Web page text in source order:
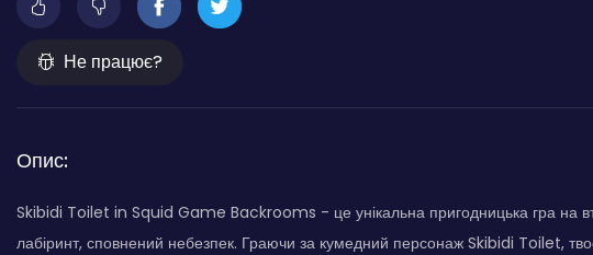
Не працює?
Опис:
Skibidi Toilet in Squid Game Backrooms - це унікальна пригодницька гра на
лабіринт, сповнений небезпек. Граючи за кумедний персонаж Skibidi Toilet,